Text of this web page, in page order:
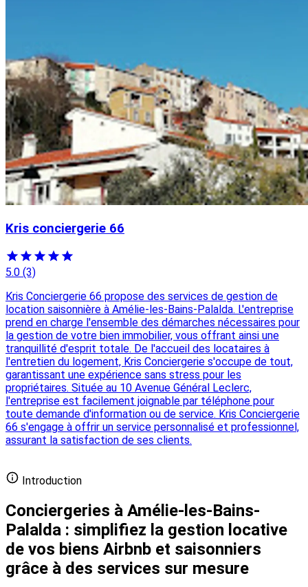
Kris conciergerie 66
5.0 (3)
Kris Conciergerie 66 propose des services de gestion de
location saisonnière à Amélie-les-Bains-Palalda. L'entreprise
prend en charge l'ensemble des démarches nécessaires pour
la gestion de votre bien immobilier, vous offrant ainsi une
tranquillité d'esprit totale. De l'accueil des locataires à
l'entretien du logement, Kris Conciergerie s'occupe de tout,
garantissant une expérience sans stress pour les
propriétaires. Située au 10 Avenue Général Leclerc,
l'entreprise est facilement joignable par téléphone pour
toute demande d'information ou de service. Kris Conciergerie
66 s'engage à offrir un service personnalisé et professionnel,
assurant la satisfaction de ses clients.
Introduction
Conciergeries à Amélie-les-Bains-
Palalda : simplifiez la gestion locative
de vos biens Airbnb et saisonniers
grâce à des services sur mesure